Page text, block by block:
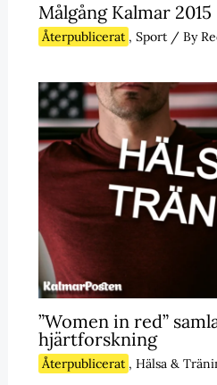
Målgång Kalmar 2015
Återpublicerat , Sport/ By
”Women in red”
hjärtforskning
Återpublicerat , Hälsa &